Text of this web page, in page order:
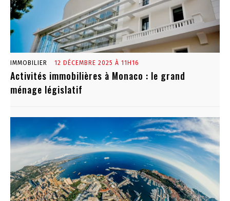
IMMOBILIER 12 DÉCEMBRE 2025 À 11H16
Activités immobilières à Monaco : le grand
ménage législatif